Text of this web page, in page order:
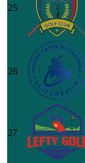
25
26
27